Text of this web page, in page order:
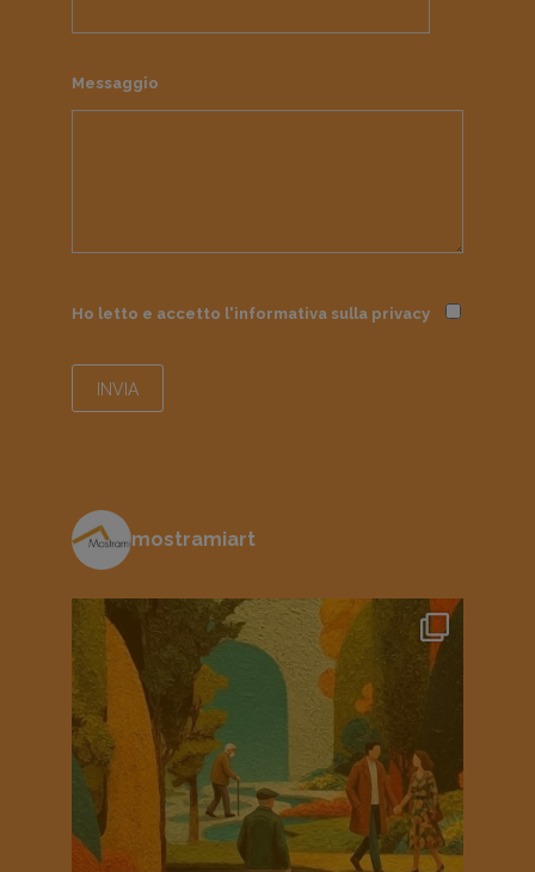
Messaggio
Ho letto e accetto l'informativa sulla privacy
mostramiart